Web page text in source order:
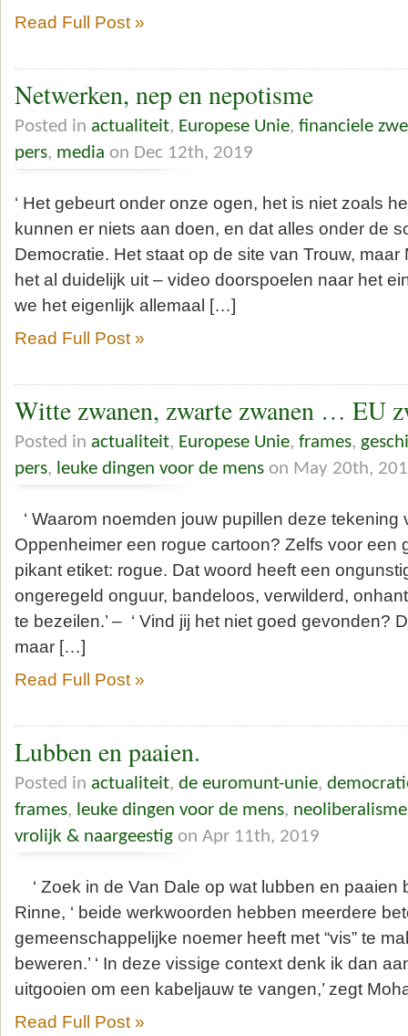
Read Full Post »
Netwerken, nep en nepotisme
Posted in actualiteit, Europese Unie, financiele
pers, media on Dec 12th, 2019
‘ Het gebeurt onder onze ogen, het is niet zoals
kunnen er niets aan doen, en dat alles onder de
Democratie. Het staat op de site van Trouw, maar
het al duidelijk uit – video doorspoelen naar het
we het eigenlijk allemaal […]
Read Full Post »
Witte zwanen, zwarte zwanen … EU
Posted in actualiteit, Europese Unie, frames,
pers, leuke dingen voor de mens on May 20th,
‘ Waarom noemden jouw pupillen deze tekening
Oppenheimer een rogue cartoon? Zelfs voor een
pikant etiket: rogue. Dat woord heeft een
ongeregeld onguur, bandeloos, verwilderd,
te bezeilen.’ – ‘ Vind jij het niet goed gevonden?
maar […]
Read Full Post »
Lubben en paaien.
Posted in actualiteit, de euromunt-unie,
frames, leuke dingen voor de mens, neoliberalisme
vrolijk & naargeestig on Apr 11th, 2019
‘ Zoek in de Van Dale op wat lubben en paaien
Rinne, ‘ beide werkwoorden hebben meerdere
gemeenschappelijke noemer heeft met “vis” te
beweren.’ ‘ In deze vissige context denk ik dan
uitgooien om een kabeljauw te vangen,’ zegt
Read Full Post »